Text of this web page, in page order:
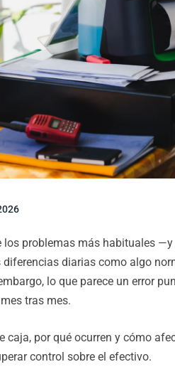
los problemas más habituales
diarias como algo
lo que parece un error
tras mes.
caja, por qué ocurren y cómo
control sobre el efectivo.